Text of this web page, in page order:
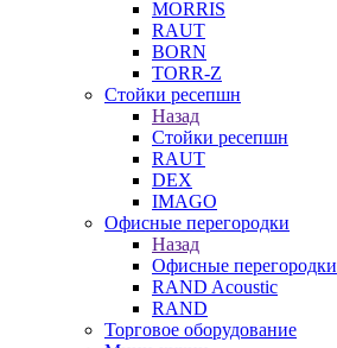
MORRIS
RAUT
BORN
TORR-Z
Стойки ресепшн
Назад
Стойки ресепшн
RAUT
DEX
IMAGO
Офисные перегородки
Назад
Офисные перегородки
RAND Acoustic
RAND
Торговое оборудование